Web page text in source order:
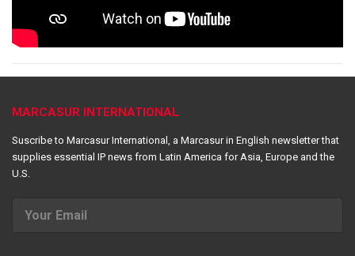
MARCASUR INTERNATIONAL
Suscribe to Marcasur International, a Marcasur in English newsletter that
supplies essential IP news from Latin America for Asia, Europe and the
U.S.